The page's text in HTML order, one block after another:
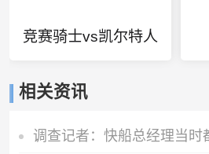
竞赛骑士vs凯尔特人
相关资讯